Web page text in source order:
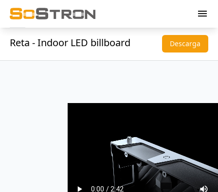
menu
Reta - Indoor LED billboard Descarga